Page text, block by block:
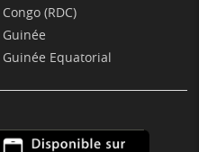
Congo (RDC)
Guinée
Guinée Equatorial